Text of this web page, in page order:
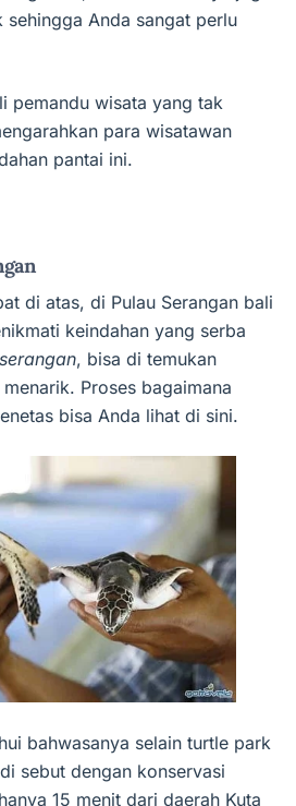
sehingga Anda sangat perlu
pemandu wisata yang tak
para wisatawan
pantai ini.
di atas, di Pulau Serangan bali
keindahan yang serba
, bisa di temukan
Proses bagaimana
bisa Anda lihat di sini.
bahwasanya selain turtle park
sebut dengan konservasi
15 menit dari daerah Kuta